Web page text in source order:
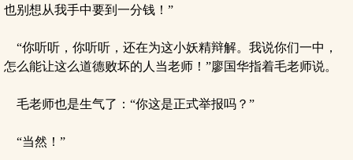
也别想从我手中要到一分钱！”
“你听听，你听听，还在为这小妖精辩解。我说你们一中，
怎么能让这么道德败坏的人当老师！”廖国华指着毛老师说。
毛老师也是生气了：“你这是正式举报吗？”
“当然！”